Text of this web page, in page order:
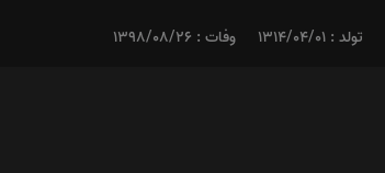
تولد : 1314/04/01 وفات : 1398/08/26